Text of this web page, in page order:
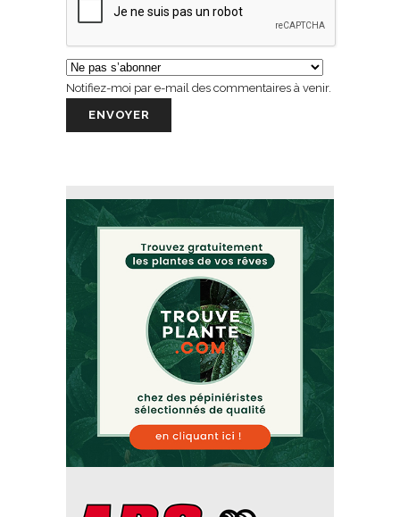
Notifiez-moi par e-mail des commentaires à venir.